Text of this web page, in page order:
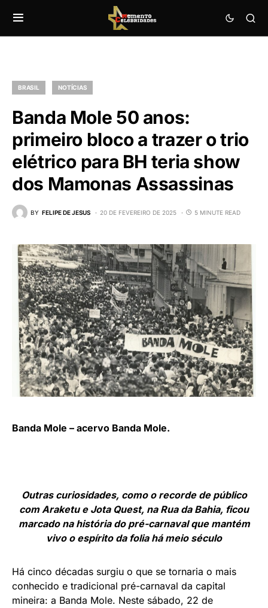
BRASIL NOTÍCIAS
Banda Mole 50 anos:
primeiro bloco a trazer o trio
elétrico para BH teria show
dos Mamonas Assassinas
BY FELIPE DE JESUS 20 DE FEVEREIRO DE 2025 5 MINUTE READ
Banda Mole – acervo Banda Mole.
Outras curiosidades, como o recorde de público
com Araketu e Jota Quest, na Rua da Bahia, ficou
marcado na história do pré-carnaval que mantém
vivo o espírito da folia há meio século
Há cinco décadas surgiu o que se tornaria o mais
conhecido e tradicional pré-carnaval da capital
mineira: a Banda Mole. Neste sábado, 22 de